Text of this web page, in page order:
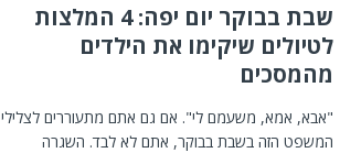
שבת בבוקר יום יפה: 4 המלצות
לטיולים שיקימו את הילדים
מהמסכים
"אבא, אמא, משעמם לי". אם גם אתם מתעוררים לצלילי
המשפט הזה בשבת בבוקר, אתם לא לבד. השגרה